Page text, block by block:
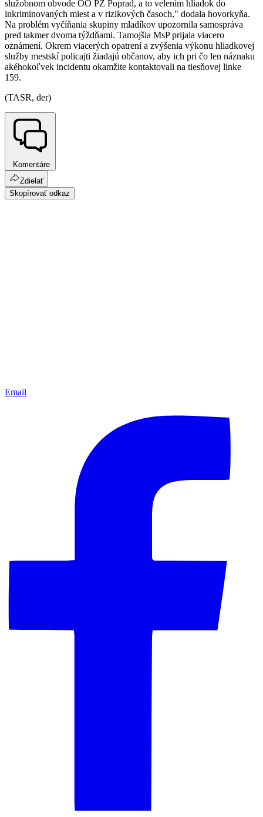
služobnom obvode OO PZ Poprad, a to velením hliadok do
inkriminovaných miest a v rizikových časoch," dodala hovorkyňa.
Na problém vyčíňania skupiny mladíkov upozornila samospráva
pred takmer dvoma týždňami. Tamojšia MsP prijala viacero
oznámení. Okrem viacerých opatrení a zvýšenia výkonu hliadkovej
služby mestskí policajti žiadajú občanov, aby ich pri čo len náznaku
akéhokoľvek incidentu okamžite kontaktovali na tiesňovej linke
159.
(TASR, der)
Komentáre
Zdielať
Skopírovať odkaz
Email